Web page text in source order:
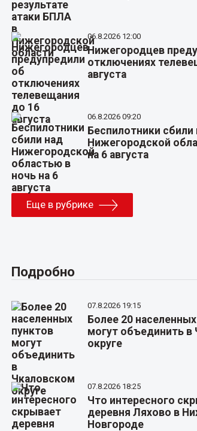
06.8.2026 12:00
Нижегородцев
отключениях
августа
06.8.2026 09:20
Беспилотники сбили
Нижегородской
на 6 августа
Еще в рубрике
Подробно
07.8.2026 19:15
Более 20
могут объединить в
округе
07.8.2026 18:25
Что интересного
деревня Ляхово в
Новгороде